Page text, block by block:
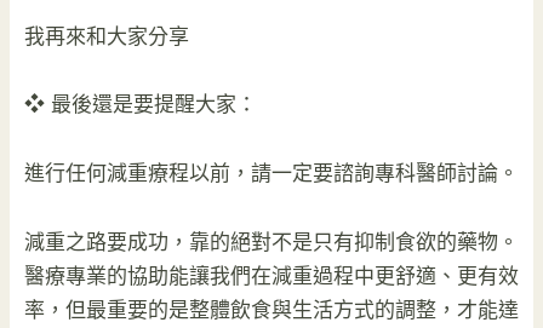
我再來和大家分享
❖ 最後還是要提醒大家：
進行任何減重療程以前，請一定要諮詢專科醫師討論。
減重之路要成功，靠的絕對不是只有抑制食欲的藥物。
醫療專業的協助能讓我們在減重過程中更舒適、更有效
率，但最重要的是整體飲食與生活方式的調整，才能達